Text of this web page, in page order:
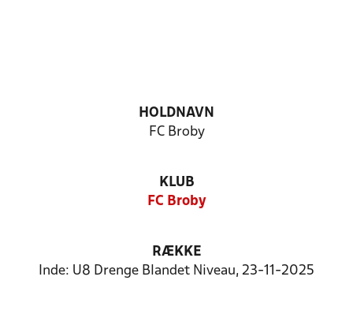
HOLDNAVN
FC Broby
KLUB
FC Broby
RÆKKE
Inde: U8 Drenge Blandet Niveau, 23-11-2025